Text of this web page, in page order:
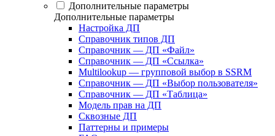
Дополнительные параметры
Дополнительные параметры
Настройка ДП
Справочник типов ДП
Справочник — ДП «Файл»
Справочник — ДП «Ссылка»
Multilookup — групповой выбор в SSRM
Справочник — ДП «Выбор пользователя»
Справочник — ДП «Таблица»
Модель прав на ДП
Сквозные ДП
Паттерны и примеры